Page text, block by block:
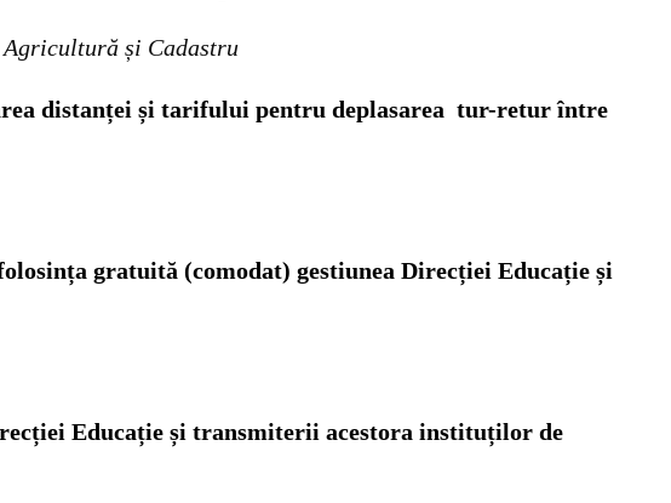
și Cadastru
distanței și tarifului pentru deplasarea tur-retur între
gratuită (comodat) gestiunea Direcției Educație și
Educație și transmiterii acestora instituților de